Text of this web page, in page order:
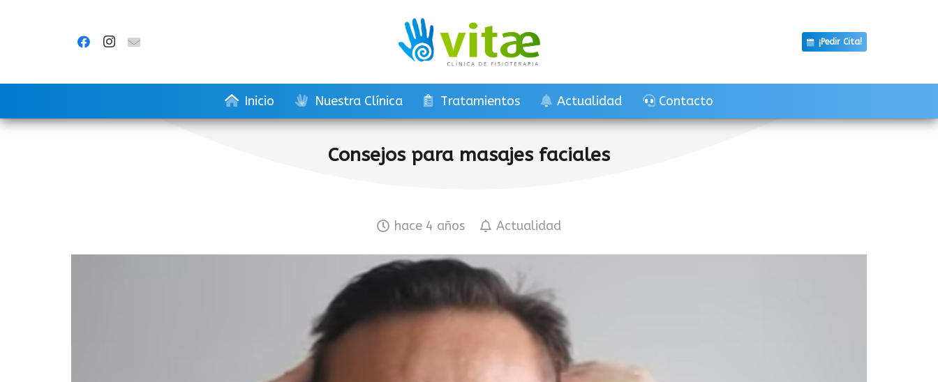
¡Pedir Cita!
Inicio Nuestra Clínica Tratamientos Actualidad Contacto
Consejos para masajes faciales
hace 4 años Actualidad